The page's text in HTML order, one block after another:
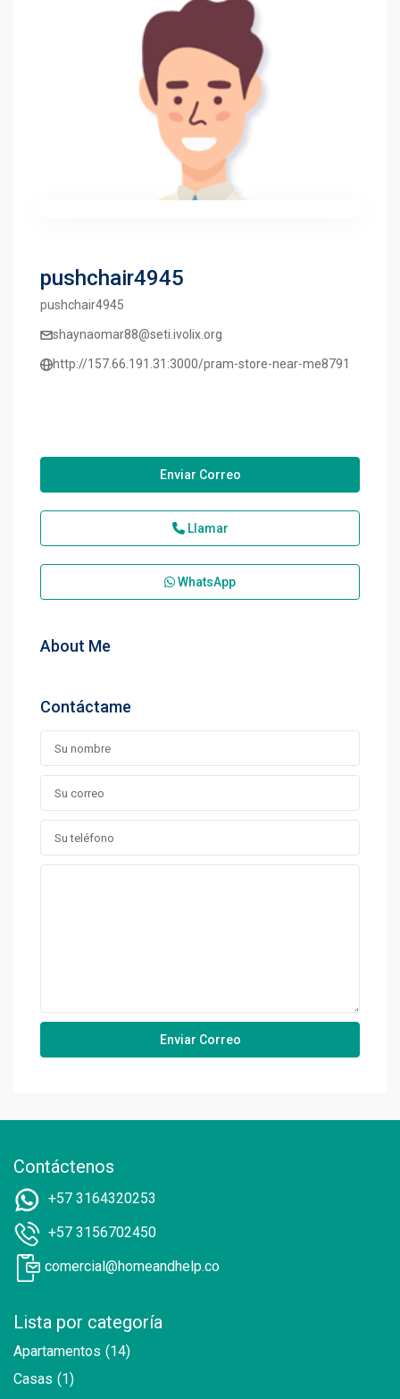
pushchair4945
pushchair4945
shaynaomar88@seti.ivolix.org
http://157.66.191.31:3000/pram-store-near-me8791
Enviar Correo
Llamar
WhatsApp
About Me
Contáctame
Contáctenos
+57 3164320253
+57 3156702450
comercial@homeandhelp.co
Lista por categoría
Apartamentos (14)
Casas (1)